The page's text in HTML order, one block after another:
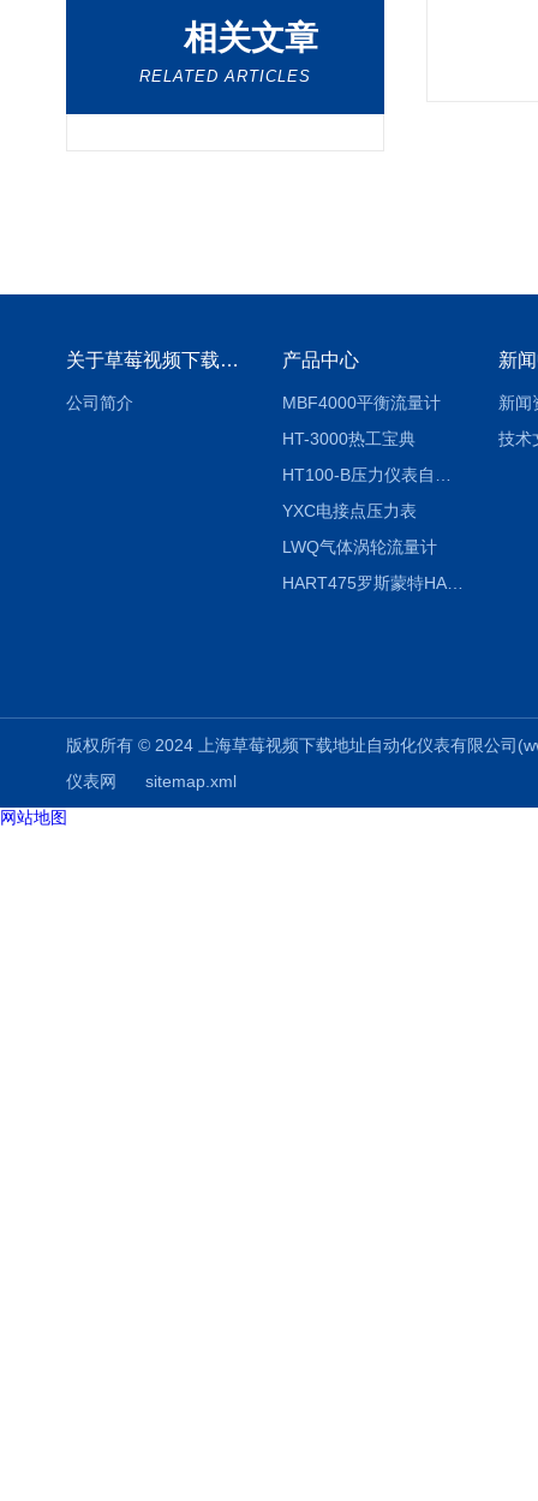
相关文章
RELATED ARTICLES
关于草莓视频下载地址
公司简介
产品中心
MBF4000平衡流量计
HT-3000热工宝典
YXC电接点压力表
LWQ气体涡轮流量计
HART475罗斯蒙特HART475手操器
新
新闻
技术
版权所有 © 2024 上海草莓视频下载地址自动化仪表有限公
仪表网
sitemap.xml
网站地图